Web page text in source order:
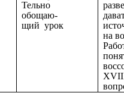
Тельно
обощаю-
щий урок
на